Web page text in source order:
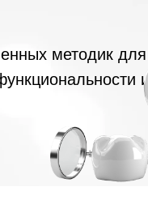
методик для
и